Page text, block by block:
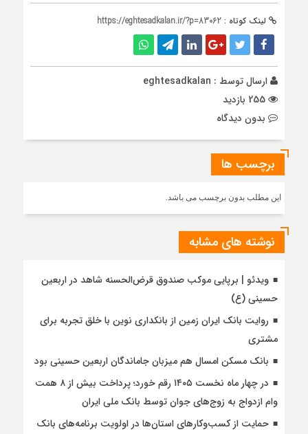
لینک کوتاه : https://eghtesadkalan.ir/?p=83062
ارسال توسط : eghtesadkalan
بدون دیدگاه
برچسب ها
این مطلب بدون برچسب می باشد.
نوشته های مشابه
ویدئو | برپایی موکب صندوق قرض‌الحسنه شاهد در اربعین
حسینی (ع)
روایت بانک ایران زمین از بانکداری نوین با خلق تجربه برای
مشتری
بانک مسکن امسال هم میزبان جاماندگان اربعین حسینی بود
در چهار ماه نخست ۱۴۰۵ رقم خورد؛ پرداخت بیش از ۸ همت
وام ازدواج به زوج‌های جوان توسط بانک ملی ایران
حمایت از کسب‌وکارهای استان‌ها در اولویت برنامه‌های بانک